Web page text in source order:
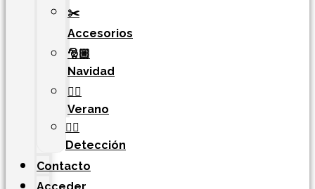
✂️
Accesorios
🎅🏼
Navidad
🏄‍♀️
Verano
🐕‍🦺
Detección
Contacto